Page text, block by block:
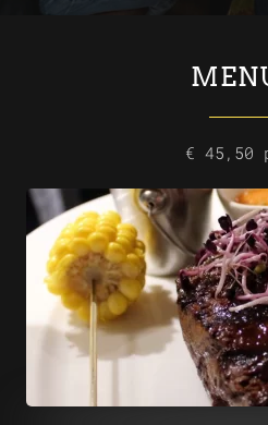
€ 45,50